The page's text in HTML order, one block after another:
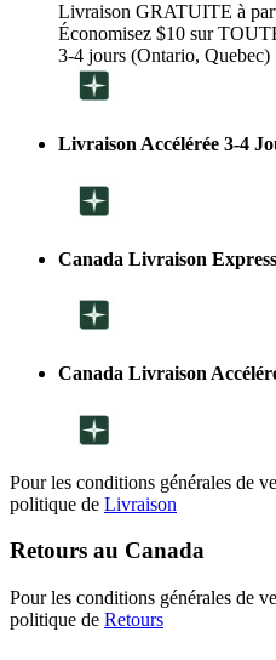
Livraison GRATUITE à
Économisez $10 sur
3-4 jours (Ontario, Quebec)
Livraison Accélérée 3-4
Canada Livraison
Canada Livraison
Pour les conditions générales de
politique de Livraison
Retours au Canada
Pour les conditions générales de
politique de Retours